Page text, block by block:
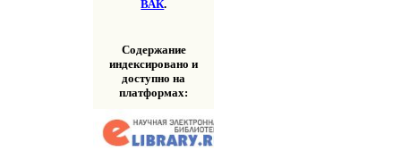
ВАК.
Содержание
индексировано и
доступно на
платформах: